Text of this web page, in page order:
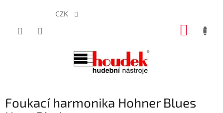
CZK
Foukací harmonika Hohner Blues